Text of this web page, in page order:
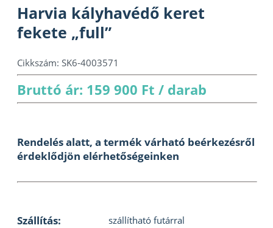
Harvia kályhavédő keret
fekete „full”
Cikkszám: SK6-4003571
Bruttó ár: 159 900 Ft / darab
Rendelés alatt, a termék várható beérkezésről
érdeklődjön elérhetőségeinken
Szállítás: szállítható futárral